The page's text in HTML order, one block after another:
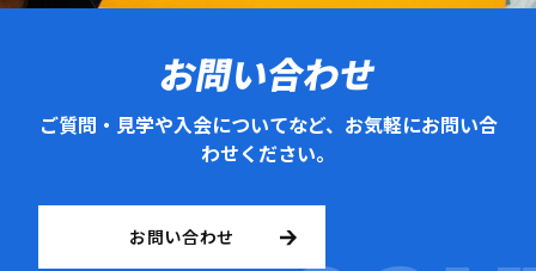
お問い合わせ
ご質問・見学や入会についてなど、お気軽にお問い合
わせください。
お問い合わせ